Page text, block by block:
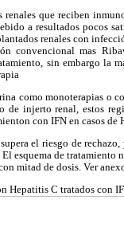
que reciben
a resultados pocos
renales con
convencional mas
sin embargo la
como monoterapias o
injerto renal, estos
con IFN en casos de
el riesgo de
esquema de tratamiento
mitad de dosis. Ver
Hepatitis C tratados con